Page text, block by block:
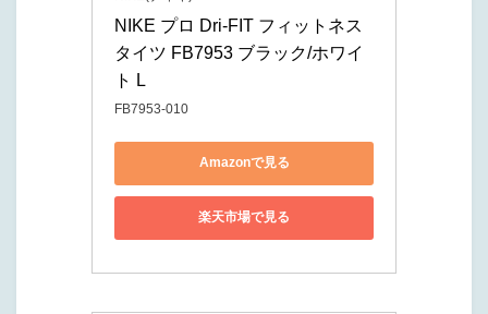
NIKE プロ Dri-FIT フィットネス
タイツ FB7953 ブラック/ホワイ
ト L
FB7953-010
Amazonで見る
楽天市場で見る